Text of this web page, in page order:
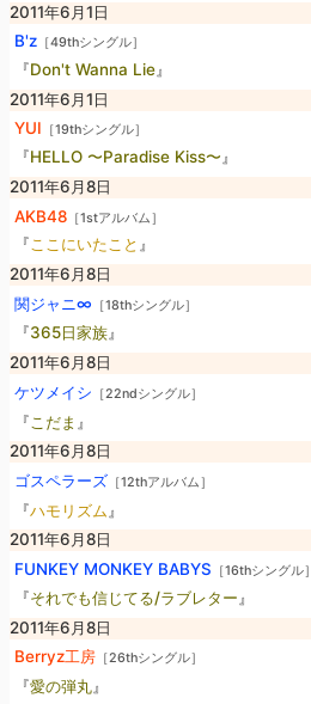
2011年6月1日
B'z ［49thシングル］
『Don't Wanna Lie』
2011年6月1日
YUI
［19thシングル］
『HELLO 〜Paradise Kiss〜』
2011年6月8日
AKB48 ［1stアルバム］
『ここにいたこと 』
2011年6月8日
関ジャニ∞
［18thシングル］
『365日家族』
2011年6月8日
ケツメイシ
［22ndシングル］
『 こだま 』
2011年6月8日
ゴスペラーズ ［12thアルバム］
『ハモリズム 』
2011年6月8日
FUNKEY MONKEY BABYS
［16thシングル］
『それでも信じてる/ラブレター 』
2011年6月8日
Berryz工房 ［26thシングル］
『愛の弾丸』